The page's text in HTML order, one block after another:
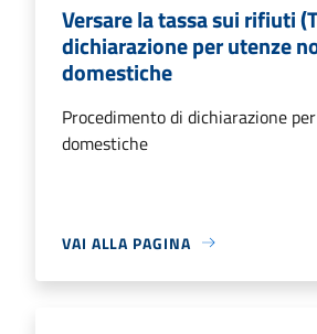
Versare la tassa sui rifiuti
dichiarazione per utenze
domestiche
Procedimento di dichiarazione
domestiche
VAI ALLA PAGINA